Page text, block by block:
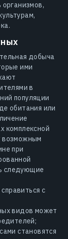
добыча
ими
в
популяции
обитания или
комплексной
возможным
при
следующие
с
видов может
становятся